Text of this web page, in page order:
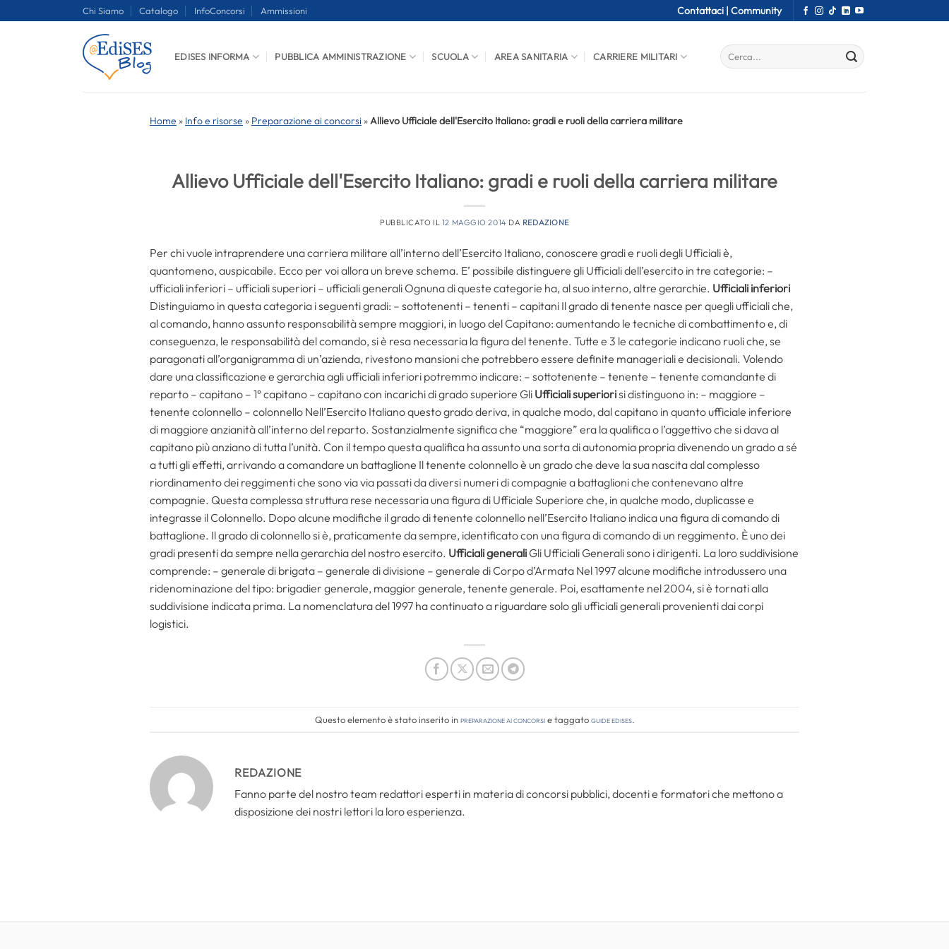
Chi Siamo Catalogo InfoConcorsi Ammissioni Contattaci | Community
EDISES INFORMA PUBBLICA AMMINISTRAZIONE SCUOLA AREA SANITARIA CARRIERE MILITARI
Home » Info e risorse » Preparazione ai concorsi »Allievo Ufficiale dell'Esercito Italiano: gradi e ruoli della carriera militare
Allievo Ufficiale dell'Esercito Italiano: gradi e ruoli della carriera militare
PUBBLICATO IL 12 MAGGIO 2014 DA REDAZIONE
Per chi vuole intraprendere una carriera militare all’interno dell’Esercito Italiano, conoscere gradi e ruoli degli Ufficiali è,
quantomeno, auspicabile. Ecco per voi allora un breve schema. E’ possibile distinguere gli Ufficiali dell’esercito in tre categorie: –
ufficiali inferiori – ufficiali superiori – ufficiali generali Ognuna di queste categorie ha, al suo interno, altre gerarchie. Ufficiali inferiori
Distinguiamo in questa categoria i seguenti gradi: – sottotenenti – tenenti – capitani Il grado di tenente nasce per quegli ufficiali che,
al comando, hanno assunto responsabilità sempre maggiori, in luogo del Capitano: aumentando le tecniche di combattimento e, di
conseguenza, le responsabilità del comando, si è resa necessaria la figura del tenente. Tutte e 3 le categorie indicano ruoli che, se
paragonati all’organigramma di un’azienda, rivestono mansioni che potrebbero essere definite manageriali e decisionali. Volendo
dare una classificazione e gerarchia agli ufficiali inferiori potremmo indicare: – sottotenente – tenente – tenente comandante di
reparto – capitano – 1° capitano – capitano con incarichi di grado superiore Gli Ufficiali superiorisi distinguono in: – maggiore –
tenente colonnello – colonnello Nell’Esercito Italiano questo grado deriva, in qualche modo, dal capitano in quanto ufficiale inferiore
di maggiore anzianità all’interno del reparto. Sostanzialmente significa che “maggiore” era la qualifica o l’aggettivo che si dava al
capitano più anziano di tutta l’unità. Con il tempo questa qualifica ha assunto una sorta di autonomia propria divenendo un grado a sé
a tutti gli effetti, arrivando a comandare un battaglione Il tenente colonnello è un grado che deve la sua nascita dal complesso
riordinamento dei reggimenti che sono via via passati da diversi numeri di compagnie a battaglioni che contenevano altre
compagnie. Questa complessa struttura rese necessaria una figura di Ufficiale Superiore che, in qualche modo, duplicasse e
integrasse il Colonnello. Dopo alcune modifiche il grado di tenente colonnello nell’Esercito Italiano indica una figura di comando di
battaglione. Il grado di colonnello si è, praticamente da sempre, identificato con una figura di comando di un reggimento. È uno dei
gradi presenti da sempre nella gerarchia del nostro esercito. Ufficiali generaliGli Ufficiali Generali sono i dirigenti. La loro suddivisione
comprende: – generale di brigata – generale di divisione – generale di Corpo d’Armata Nel 1997 alcune modifiche introdussero una
ridenominazione del tipo: brigadier generale, maggior generale, tenente generale. Poi, esattamente nel 2004, si è tornati alla
suddivisione indicata prima. La nomenclatura del 1997 ha continuato a riguardare solo gli ufficiali generali provenienti dai corpi
logistici.
Questo elemento è stato inserito inPreparazione ai concorsie taggatoguide edises.
REDAZIONE
Fanno parte del nostro team redattori esperti in materia di concorsi pubblici, docenti e formatori che mettono a
disposizione dei nostri lettori la loro esperienza.